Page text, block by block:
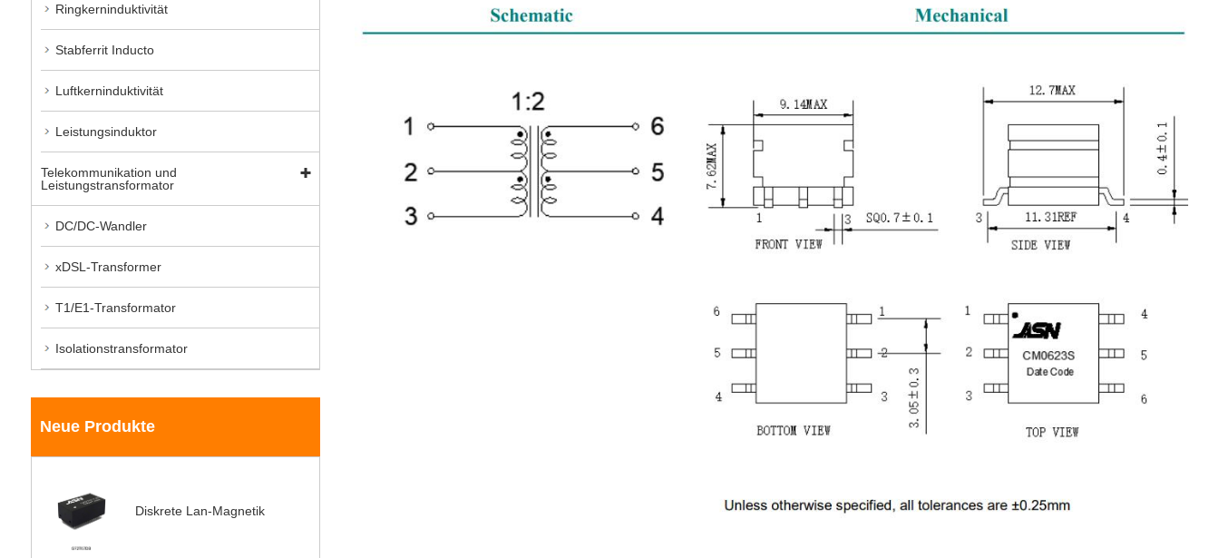
Ringkerninduktivität
Stabferrit Inducto
Luftkerninduktivität
Leistungsinduktor
Telekommunikation und
Leistungstransformator
DC/DC-Wandler
xDSL-Transformer
T1/E1-Transformator
Isolationstransformator
Neue Produkte
Diskrete Lan-Magnetik